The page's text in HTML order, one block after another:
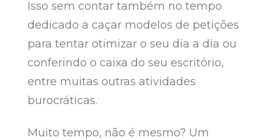
Isso sem contar também no tempo
dedicado a caçar modelos de petições
para tentar otimizar o seu dia a dia ou
conferindo o caixa do seu escritório,
entre muitas outras atividades
burocráticas.
Muito tempo, não é mesmo? Um